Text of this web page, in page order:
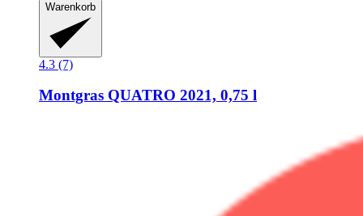
Warenkorb
4.3 (7)
Montgras QUATRO 2021, 0,75 l